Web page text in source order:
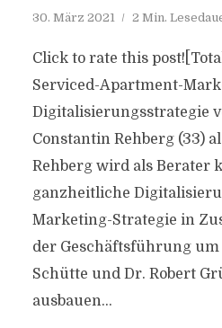
30. März 2021 2 Min.
Click to rate this
Serviced-Apartment-
Digitalisierungsstrategie
Constantin Rehberg (33)
Rehberg wird als Berater
ganzheitliche
Marketing-Strategie in
der Geschäftsführung
Schütte und Dr. Robert
ausbauen...